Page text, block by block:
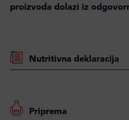
proizvoda dolazi iz
Nutritivna deklaracija
Priprema